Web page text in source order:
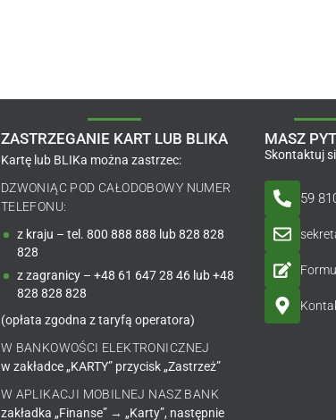
ZASTRZEGANIE KART LUB BLIKA
Kartę lub BLIKa można zastrzec:
DZWONIĄC POD CAŁODOBOWY NUMER
TELEFONU:
z kraju – tel. 800 888 888 lub 828 828
828
z zagranicy – +48 61 647 28 46 lub +48
828 828 828
(opłata zgodna z taryfą operatora)
W BANKOWOŚCI ELEKTRONICZNEJ
w zakładce „KARTY” przycisk „Zastrzeż”
W APLIKACJI MOBILNEJ NASZ BANK
zakładka „Finanse” → „Karty”, następnie
MASZ
Skontaktuj
59